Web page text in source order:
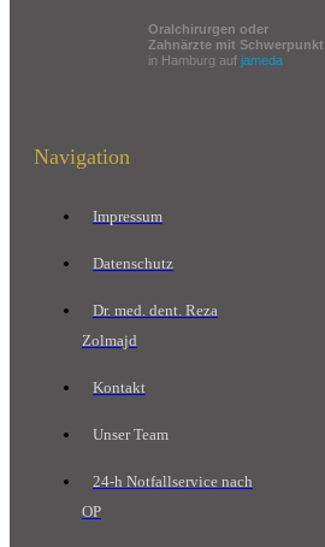
Oralchirurgen oder
Zahnärzte mit Schwerpunkt
in Hamburg auf jameda
Navigation
Impressum
Datenschutz
Dr. med. dent. Reza
Zolmajd
Kontakt
Unser Team
24-h Notfallservice nach
OP